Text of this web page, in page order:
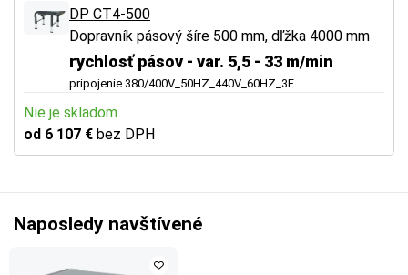
DP CT4-500
Dopravník pásový šíre 500 mm, dľžka 4000 mm
rychlosť pásov - var. 5,5 - 33 m/min
pripojenie 380/400V_50HZ_440V_60HZ_3F
Nie je skladom
od 6 107 € bez DPH
Naposledy navštívené